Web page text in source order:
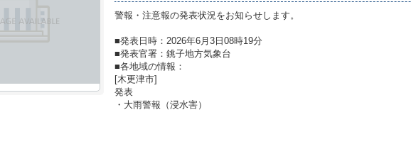
警報・注意報の発表状況をお知らせします。
■発表日時：2026年6月3日08時19分
■発表官署：銚子地方気象台
■各地域の情報：
[木更津市]
発表
・大雨警報（浸水害）